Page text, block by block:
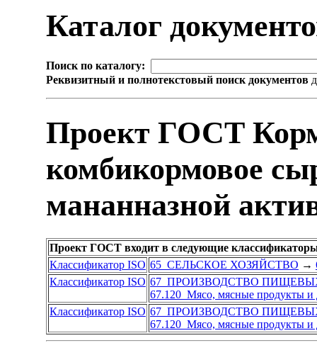
Каталог
Поиск по каталогу:
Реквизитный и полнотекстовый поиск документов
Проект ГОСТ
комбикормовое
мананназной
Проект ГОСТ входит в следующие
Классификатор ISO 65 СЕЛЬСКОЕ ХОЗЯЙСТВО →
Классификатор ISO 67 ПРОИЗВОДСТВО
67.120 Мясо, мясные продукты и
Классификатор ISO 67 ПРОИЗВОДСТВО
67.120 Мясо, мясные продукты и